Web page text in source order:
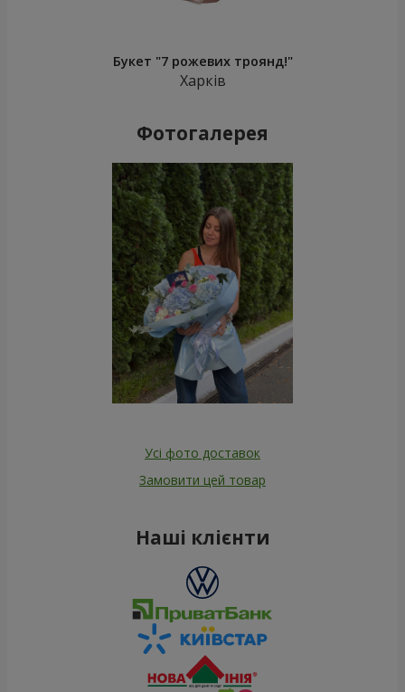
Букет "7 рожевих троянд!"
Харків
Фотогалерея
Усі фото доставок
Замовити цей товар
Наші клієнти